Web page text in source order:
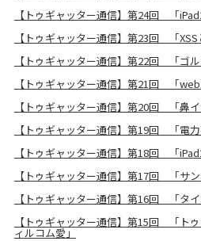
【トゥギャッター通信】第24回 「
【トゥギャッター通信】第23回 「
【トゥギャッター通信】第22回 「ゴル
【トゥギャッター通信】第21回 「
【トゥギャッター通信】第20回 「鼻イ
【トゥギャッター通信】第19回 「電力
【トゥギャッター通信】第18回 「
【トゥギャッター通信】第17回 「サン
【トゥギャッター通信】第16回 「タ
【トゥギャッター通信】第15回 「ト
ィルコム愛」